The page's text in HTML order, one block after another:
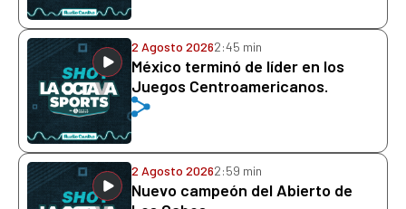
2 Agosto 20262:45 min
México terminó de líder en los
Juegos Centroamericanos.
2 Agosto 20262:59 min
Nuevo campeón del Abierto de